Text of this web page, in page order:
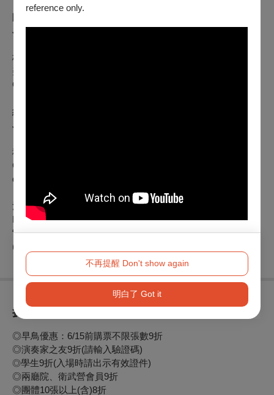
reference only.
不再提醒 Don't show again
明白了 Got it
阿布雷希茨貝格：《主啊，受難詠嘆調》
Johann Georg Albrechtsberger: Aria de Passione Domine
格奧爾格•克里斯多福•華根彩：〈祂奇事的紀念 〉，選自《讚
美你，主啊》
Georg Christoph Wagenseil: “Memoriam” from Confitebor
約翰•格奧爾格•澤什納：《莊嚴詠嘆調》
Johann Georg Zechner: Aria Solemnus
科拉多•瑪莉亞•莎葛提：中音長號與弦樂四重奏組曲
Corrado Maria Saglietti: Suite for alto trombone and string
quartet
法蘭茲•約瑟夫•海頓：C大調第62號弦樂四重奏
Franz Joseph Haydn: String Quartet, No. 62, Op. 76, No. 3
“Emperor” mov. II
(主辦單位保有曲目異動權)
折扣方案
◎早鳥優惠：6/15前購票不限張數9折
◎演奏家之友9折(請輸入驗證碼)
◎學生9折(入場時請出示有效證件)
◎兩廳院、衛武營會員9折
◎團體10張以上(含)8折